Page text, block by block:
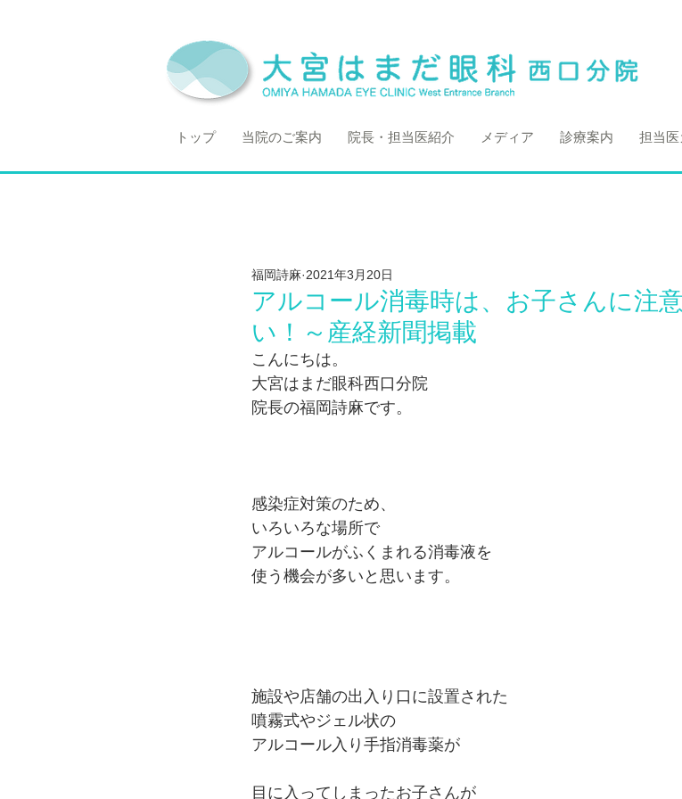
トップ 当院のご案内 院長・担当医紹介 メディア 診療案内 担当
アルコール消毒時は、お子さんに注
い！～産経新聞掲載
福岡詩麻 2021年3月20日
こんにちは。
大宮はまだ眼科西口分院
院長の福岡詩麻です。
感染症対策のため、
いろいろな場所で
アルコールがふくまれる消毒液を
使う機会が多いと思います。
施設や店舗の出入り口に設置された﻿
噴霧式やジェル状の﻿
アルコール入り手指消毒薬が﻿
目に入ってしまったお子さんが